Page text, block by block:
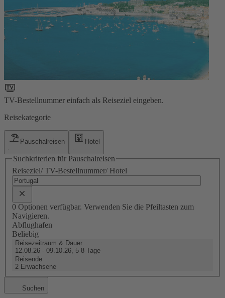
TV-Bestellnummer einfach als Reiseziel eingeben.
Reisekategorie
Pauschalreisen Hotel
Suchkriterien für Pauschalreisen
Reiseziel/ TV-Bestellnummer/ Hotel
0 Optionen verfügbar. Verwenden Sie die Pfeiltasten zum
Navigieren.
Abflughafen
Beliebig
Reisezeitraum & Dauer
12.08.26 - 09.10.26, 5-8 Tage
Reisende
2 Erwachsene
Suchen